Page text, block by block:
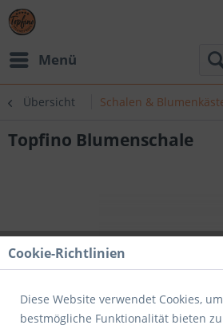
Menü
Übersicht Schalen &
Topfino Blumenschale
Cookie-Richtlinien
Diese Website verwendet Cookies,
bestmögliche Funktionalität bieten